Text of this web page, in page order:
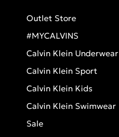
Outlet Store
#MYCALVINS
Calvin Klein Underwear
Calvin Klein Sport
Calvin Klein Kids
Calvin Klein Swimwear
Sale